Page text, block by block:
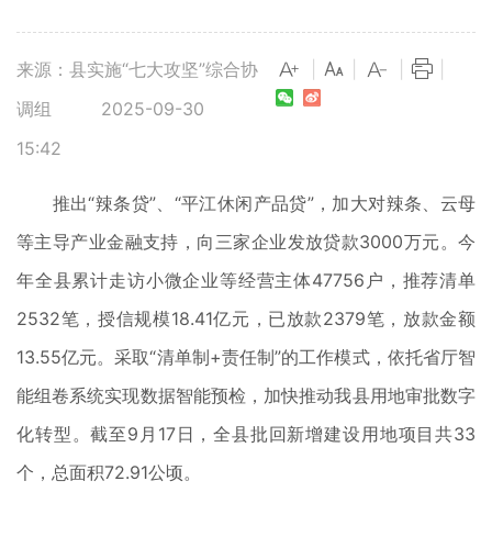
来源：县实施“七大攻坚”综合协
调组
2025-09-30
15:42
推出“辣条贷”、“平江休闲产品贷”，加大对辣条、云母
等主导产业金融支持，向三家企业发放贷款3000万元。今
年全县累计走访小微企业等经营主体47756户，推荐清单
2532笔，授信规模18.41亿元，已放款2379笔，放款金额
13.55亿元。采取“清单制+责任制”的工作模式，依托省厅智
能组卷系统实现数据智能预检，加快推动我县用地审批数字
化转型。截至9月17日，全县批回新增建设用地项目共33
个，总面积72.91公顷。